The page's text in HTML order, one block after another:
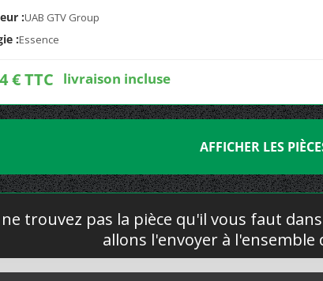
:UAB GTV Group
:Essence
€ TTC livraison incluse
AFFICHER LES
trouvez pas la pièce qu'il vous faut
allons l'envoyer à l'ensemble